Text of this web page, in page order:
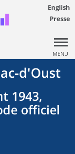
English
Presse
MENU
d'Oust
1943,
officiel